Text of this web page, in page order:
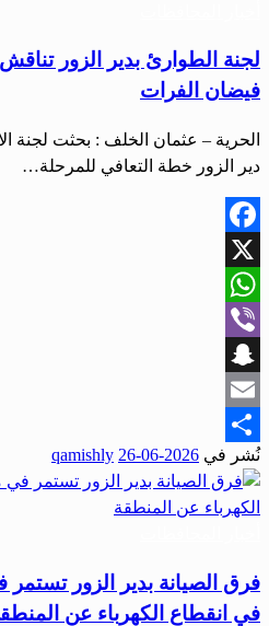
لجنة الطوارئ بدير الزور
فيضان الفرات
الحرية – عثمان الخلف : بحثت لجنة
دير الزور خطة التعافي للمرحلة…
Facebook
X
WhatsApp
Viber
Snapchat
Email
Share
نُشر في 2026-06-26
qamishly
فرق الصيانة بدير الزور
في انقطاع الكهرباء عن